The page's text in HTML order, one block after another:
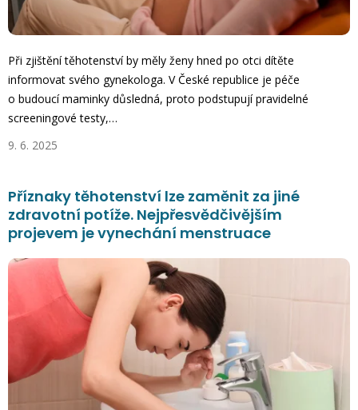
Při zjištění těhotenství by měly ženy hned po otci dítěte
informovat svého gynekologa. V České republice je péče
o budoucí maminky důsledná, proto podstupují pravidelné
screeningové testy,…
9. 6. 2025
Příznaky těhotenství lze zaměnit za jiné
zdravotní potíže. Nejpřesvědčivějším
projevem je vynechání menstruace